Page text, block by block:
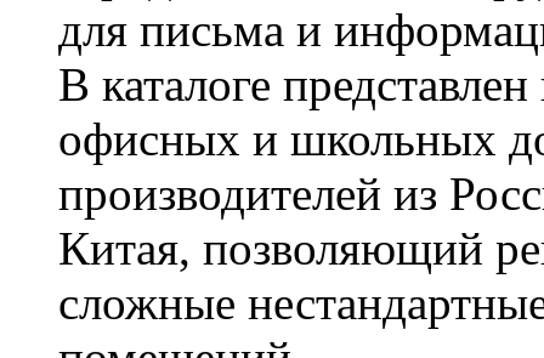
для письма и
В каталоге
офисных и школьных
производителей из
Китая, позволяющий
сложные